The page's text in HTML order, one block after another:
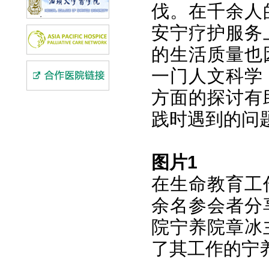
伐。在千余
安宁疗护服
的生活质量
一门人文科
方面的探讨
践时遇到的问
图片1
在生命教育
余名参会者
院宁养院章
了其工作的宁